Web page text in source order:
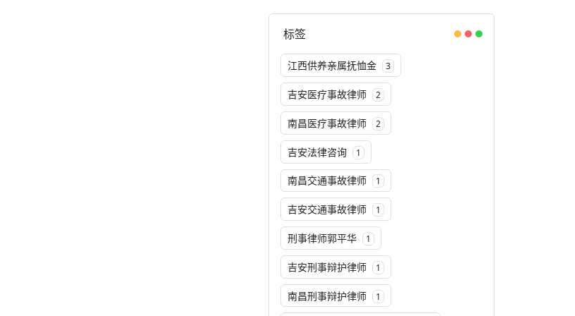
标签
江西供养亲属抚恤金 3
吉安医疗事故律师 2
南昌医疗事故律师 2
吉安法律咨询 1
南昌交通事故律师 1
吉安交通事故律师 1
刑事律师郭平华 1
吉安刑事辩护律师 1
南昌刑事辩护律师 1